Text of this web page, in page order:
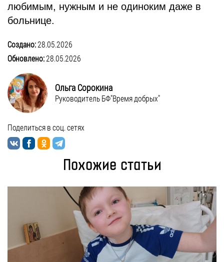
любимым, нужным и не одиноким даже в
больнице.
Создано:28.05.2026
Обновлено:28.05.2026
Ольга Сорокина
Руководитель БФ"Время добрых"
Поделиться в соц. сетях
Похожие статьи